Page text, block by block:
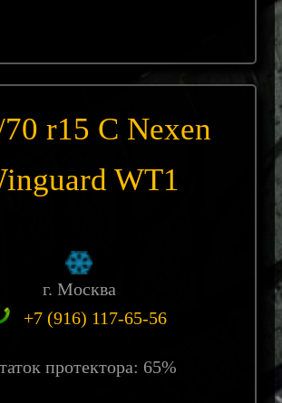
r15 С Nexen
WT1
г. Москва
+7 (916) 117-65-56
протектора: 65%